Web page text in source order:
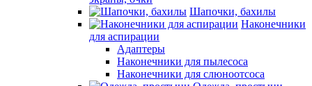
Шапочки, бахилы
Наконечники
для аспирации
Адаптеры
Наконечники для пылесоса
Наконечники для слюноотсоса